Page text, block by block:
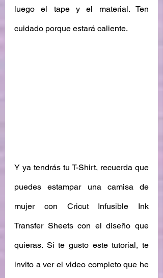
luego el tape y el material. Ten
cuidado porque estará caliente.
Y ya tendrás tu T-Shirt, recuerda que
puedes estampar una camisa de
mujer con Cricut Infusible Ink
Transfer Sheets con el diseño que
quieras. Si te gusto este tutorial, te
invito a ver el video completo que he